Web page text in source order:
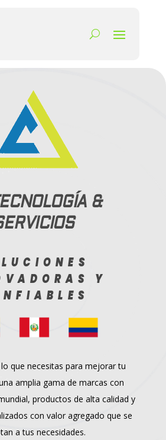
&
Y
que necesitas para mejorar tu
amplia gama de marcas con
productos de alta calidad y
con valor agregado que se
a tus necesidades.